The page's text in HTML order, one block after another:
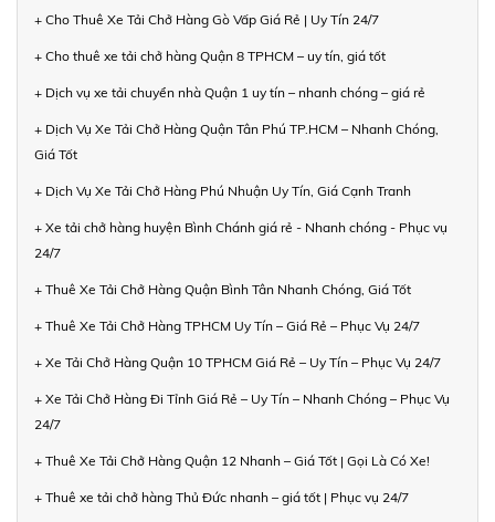
+ Cho Thuê Xe Tải Chở Hàng Gò Vấp Giá Rẻ | Uy Tín 24/7
+ Cho thuê xe tải chở hàng Quận 8 TPHCM – uy tín, giá tốt
+ Dịch vụ xe tải chuyển nhà Quận 1 uy tín – nhanh chóng – giá rẻ
+ Dịch Vụ Xe Tải Chở Hàng Quận Tân Phú TP.HCM – Nhanh Chóng,
Giá Tốt
+ Dịch Vụ Xe Tải Chở Hàng Phú Nhuận Uy Tín, Giá Cạnh Tranh
+ Xe tải chở hàng huyện Bình Chánh giá rẻ - Nhanh chóng - Phục vụ
24/7
+ Thuê Xe Tải Chở Hàng Quận Bình Tân Nhanh Chóng, Giá Tốt
+ Thuê Xe Tải Chở Hàng TPHCM Uy Tín – Giá Rẻ – Phục Vụ 24/7
+ Xe Tải Chở Hàng Quận 10 TPHCM Giá Rẻ – Uy Tín – Phục Vụ 24/7
+ Xe Tải Chở Hàng Đi Tỉnh Giá Rẻ – Uy Tín – Nhanh Chóng – Phục Vụ
24/7
+ Thuê Xe Tải Chở Hàng Quận 12 Nhanh – Giá Tốt | Gọi Là Có Xe!
+ Thuê xe tải chở hàng Thủ Đức nhanh – giá tốt | Phục vụ 24/7